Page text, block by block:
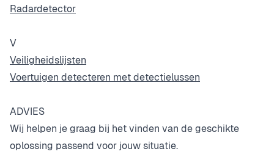
Radardetector
V
Veiligheidslijsten
Voertuigen detecteren met detectielussen
ADVIES
Wij helpen je graag bij het vinden van de geschikte
oplossing passend voor jouw situatie.